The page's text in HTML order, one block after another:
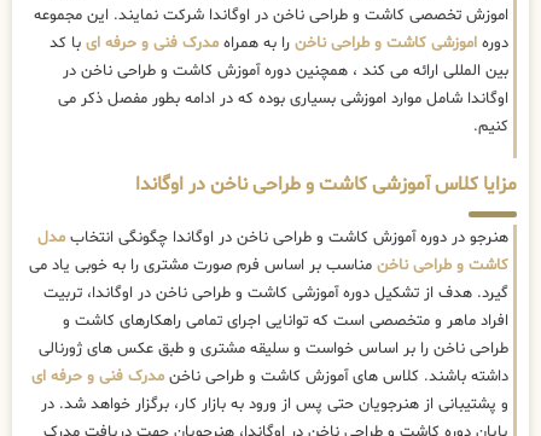
اموزش تخصصی کاشت و طراحی ناخن در اوگاندا شرکت نمایند. این مجموعه
دوره اموزشی کاشت و طراحی ناخن را به همراه مدرک فنی و حرفه ای با کد
بین المللی ارائه می کند ، همچنین دوره آموزش کاشت و طراحی ناخن در
اوگاندا شامل موارد اموزشی بسیاری بوده که در ادامه بطور مفصل ذکر می
کنیم.
مزایا کلاس آموزشی کاشت و طراحی ناخن در اوگاندا
هنرجو در دوره آموزش کاشت و طراحی ناخن در اوگاندا چگونگی انتخاب مدل
کاشت و طراحی ناخن مناسب بر اساس فرم صورت مشتری را به خوبی یاد می
گیرد. هدف از تشکیل دوره آموزشی کاشت و طراحی ناخن در اوگاندا، تربیت
افراد ماهر و متخصصی است که توانایی اجرای تمامی راهکارهای کاشت و
طراحی ناخن را بر اساس خواست و سلیقه مشتری و طبق عکس های ژورنالی
داشته باشند. کلاس های آموزش کاشت و طراحی ناخن مدرک فنی و حرفه ای
و پشتیبانی از هنرجویان حتی پس از ورود به بازار کار، برگزار خواهد شد. در